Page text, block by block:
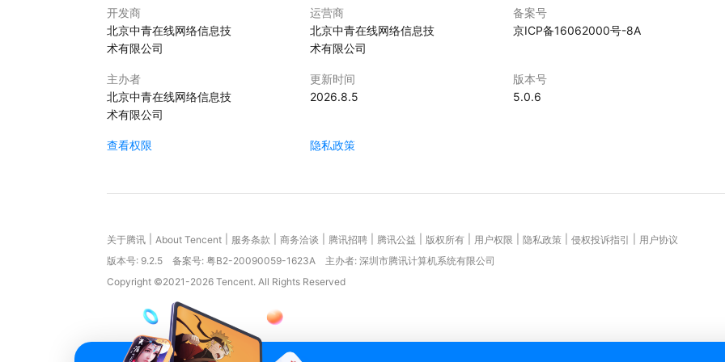
开发商
北京中青在线网络信息技
术有限公司
运营商
北京中青在线网络信息技
术有限公司
备案号
京ICP备16062000号-8A
主办者
北京中青在线网络信息技
术有限公司
更新时间
2026.8.5
版本号
5.0.6
查看权限 隐私政策
关于腾讯 About Tencent 服务条款 商务洽谈 腾讯招聘 腾讯公益 版权所有 用户权限 隐私政策 侵权投诉指引
用户协议
版本号: 9.2.5 备案号: 粤B2-20090059-1623A
主办者: 深圳市腾讯计算机系统有限公司
Copyright ©2021-2026 Tencent. All Rights Reserved